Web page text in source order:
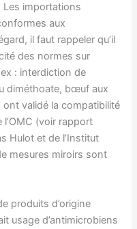
Les importations
aux
il faut rappeler qu’il
des normes sur
: interdiction de
diméthoate, bœuf aux
validé la compatibilité
(voir rapport
Hulot et de l’Institut
mesures miroirs sont
produits d’origine
usage d’antimicrobiens